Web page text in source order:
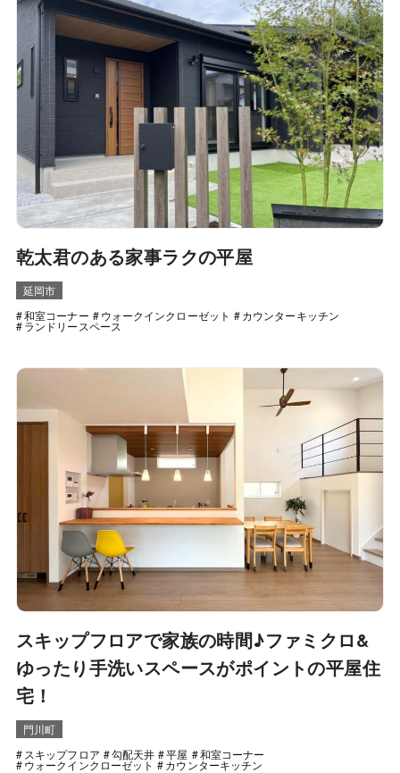
乾太君のある家事ラクの平屋
延岡市
和室コーナー
ウォークインクローゼット カウンターキッチン
ランドリースペース
スキップフロアで家族の時間♪ファミクロ&
ゆったり手洗いスペースがポイントの平屋住
宅！
門川町
スキップフロア
勾配天井 平屋 和室コーナー
ウォークインクローゼット カウンターキッチン